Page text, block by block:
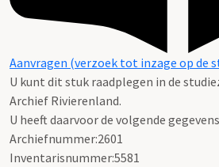
Aanvragen (verzoek tot inzage op de
U kunt dit stuk raadplegen in de
Archief Rivierenland.
U heeft daarvoor de volgende
Archiefnummer:2601
Inventarisnummer:5581